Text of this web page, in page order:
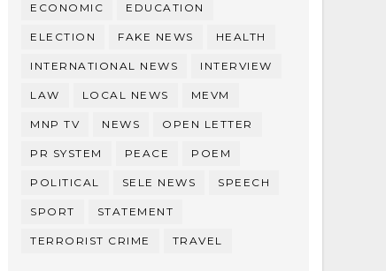
ECONOMIC EDUCATION
ELECTION FAKE NEWS HEALTH
INTERNATIONAL NEWS INTERVIEW
LAW LOCAL NEWS MEVM
MNP TV NEWS OPEN LETTER
PR SYSTEM PEACE POEM
POLITICAL SELE NEWS SPEECH
SPORT STATEMENT
TERRORIST CRIME TRAVEL